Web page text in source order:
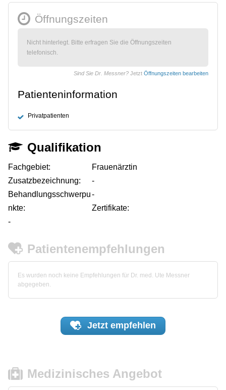
Öffnungszeiten
Nicht hinterlegt. Bitte erfragen Sie die Öffnungszeiten
telefonisch.
Sind Sie Dr. Messner? Jetzt Öffnungszeiten bearbeiten
Patienteninformation
Privatpatienten
Qualifikation
Fachgebiet:
Frauenärztin
Zusatzbezeichnung:
-
Behandlungsschwerpu
nkte:
-
Zertifikate:
-
Patientenempfehlungen
Es wurden noch keine Empfehlungen für Dr. med. Ute Messner
abgegeben.
Jetzt empfehlen
Medizinisches Angebot